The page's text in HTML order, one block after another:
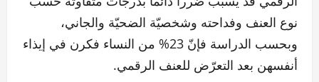
نوع العنف وفداحته وشخصيّة الضحيّة والجاني،
وبحسب الدراسة فإنّ 23% من النساء فكرن في إيذاء
أنفسهن بعد التعرّض للعنف الرقمي.